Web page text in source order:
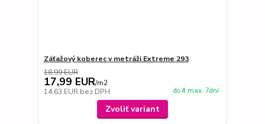
Záťažový koberec v metráži Extreme 293
18,99 EUR
17,99 EUR/m2
14,63 EUR bez DPH do 4 max. 7dní
Zvoliť variant